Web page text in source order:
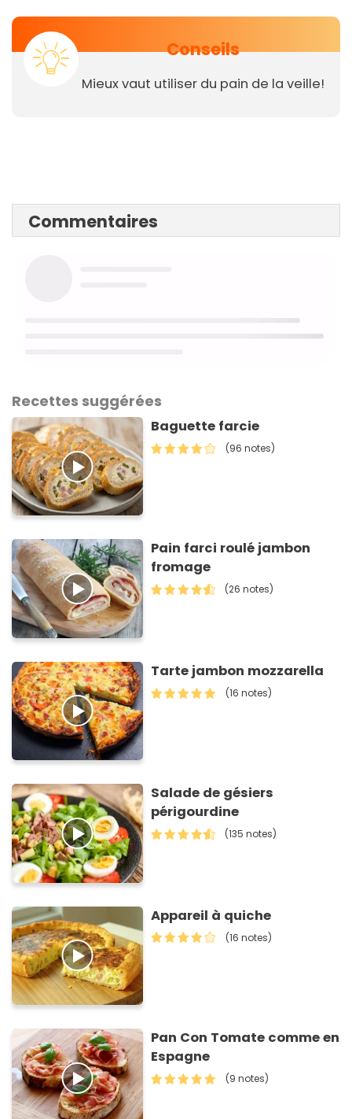
Conseils
Mieux vaut utiliser du pain de la veille!
Commentaires
Recettes suggérées
Baguette farcie
(96 notes)
Pain farci roulé jambon
fromage
(26 notes)
Tarte jambon mozzarella
(16 notes)
Salade de gésiers
périgourdine
(135 notes)
Appareil à quiche
(16 notes)
Pan Con Tomate comme en
Espagne
(9 notes)